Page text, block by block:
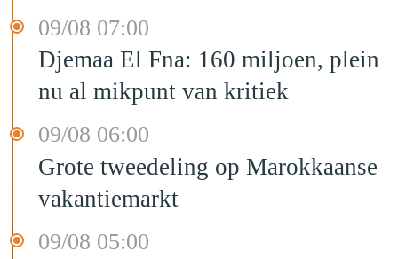
09/08 07:00
Djemaa El Fna: 160 miljoen, plein
nu al mikpunt van kritiek
09/08 06:00
Grote tweedeling op Marokkaanse
vakantiemarkt
09/08 05:00